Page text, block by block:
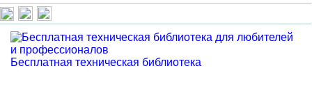
Бесплатная техническая библиотека